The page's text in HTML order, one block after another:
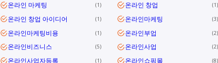
온라인 마케팅 1 온라인 창업 1
온라인 창업 아이디어 1 온라인마케팅 3
온라인마케팅비용 1 온라인부업 2
온라인비즈니스 5 온라인사업 2
온라인사업자등록 1 온라인쇼핑몰 8